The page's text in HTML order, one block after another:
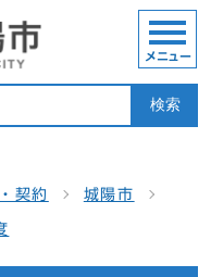
検索
メニュー
契約 城陽市